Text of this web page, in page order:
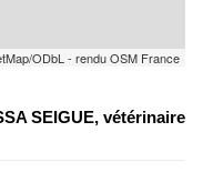
ODbL - rendu OSM France
SEIGUE, vétérinaire